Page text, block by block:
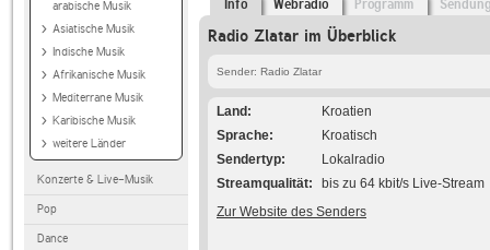
arabische Musik
Asiatische Musik
Indische Musik
Afrikanische Musik
Mediterrane Musik
Karibische Musik
weitere Länder
Konzerte & Live-Musik
Pop
Dance
Info Webradio Programm
Radio Zlatar im Überblick
Sender: Radio Zlatar
Land
Kroatien
Sprache
Kroatisch
Sendertyp
Lokalradio
Streamqualität
bis zu 64 kbit/s Live-Stream
Zur Website des Senders